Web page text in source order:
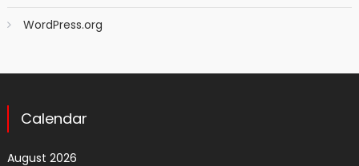
WordPress.org
Calendar
August 2026